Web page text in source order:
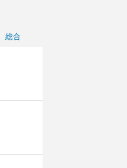
総合